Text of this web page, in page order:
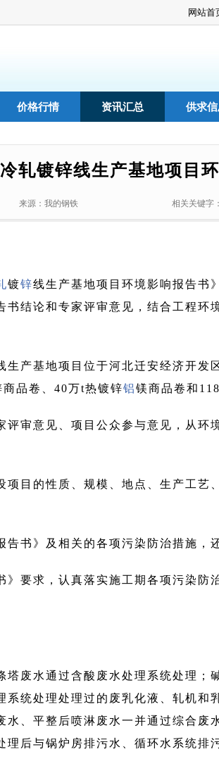
网站首
价格行情 资讯汇总 供求
轧镀锌线生产基地项目
来源：我的钢铁 相关关键字：
镀锌线生产基地项目环境影响报告书
结论和专家评审意见，结合工程环
生产基地项目位于河北迁安经济开发
品卷、40万t热镀锌铝镁商品卷和
审意见、项目公众参与意见，从环
目的性质、规模、地点、生产工艺
书》及相关的各项污染防治措施，
》要求，认真落实施工期各项污染防
废水通过含酸废水处理系统处理；
统处理处理过的废乳化液、轧机和
、平整后喷淋废水一并通过综合废
后与锅炉房排污水、循环水系统排